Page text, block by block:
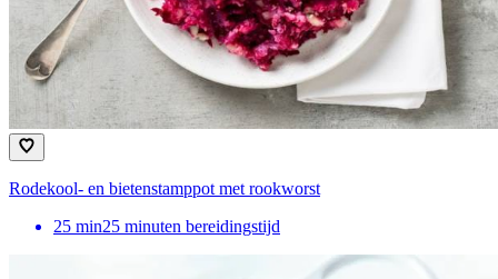
Rodekool- en bietenstamppot met rookworst
25 min25 minuten bereidingstijd